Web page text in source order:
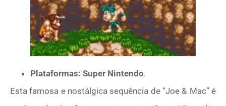
Plataformas: Super Nintendo.
Esta famosa e nostálgica sequência de “Joe & Mac” é